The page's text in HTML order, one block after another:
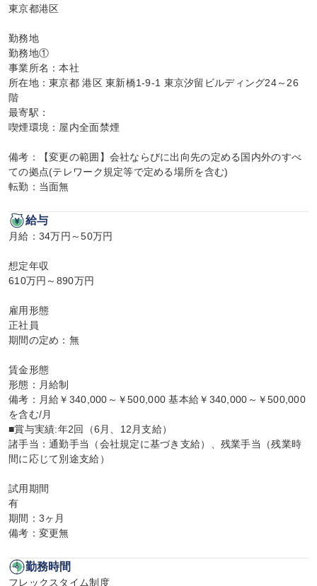
東京都港区
勤務地
勤務地①
事業所名：本社
所在地：東京都 港区 東新橋1-9-1 東京汐留ビルディング24～26
階
最寄駅：
喫煙環境：屋内全面禁煙
備考：【変更の範囲】会社ならびに出向先の定める国内外のすべ
ての拠点(テレワーク規定等で定める場所を含む)
転勤：当面無
給与
月給：34万円～50万円
想定年収
610万円～890万円
雇用形態
正社員
期間の定め：無
賃金形態
形態：月給制
備考：月給￥340,000～￥500,000 基本給￥340,000～￥500,000
を含む/月
■賞与実績:年2回（6月、12月支給）
諸手当：通勤手当（会社規定に基づき支給）、残業手当（残業時
間に応じて別途支給）
試用期間
有
期間：3ヶ月
備考：変更無
勤務時間
フレックスタイム制度